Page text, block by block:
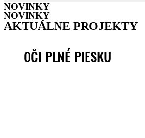
NOVINKY
NOVINKY
AKTUÁLNE PROJEKTY
OČI PLNÉ PIESKU